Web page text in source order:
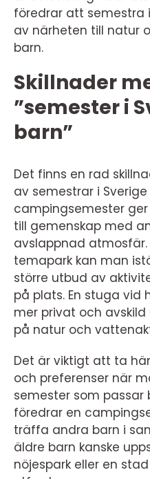
föredrar att semestra
av närheten till natur
barn.
Skillnader
”semester i
barn”
Det finns en rad
av semestrar i Sverige
campingsemester
till gemenskap med
avslappnad atmosfär.
temapark kan man
större utbud av
på plats. En stuga vid
mer privat och
på natur och
Det är viktigt att ta
och preferenser när
semester som passar
föredrar en
träffa andra barn i
äldre barn kanske
nöjespark eller en